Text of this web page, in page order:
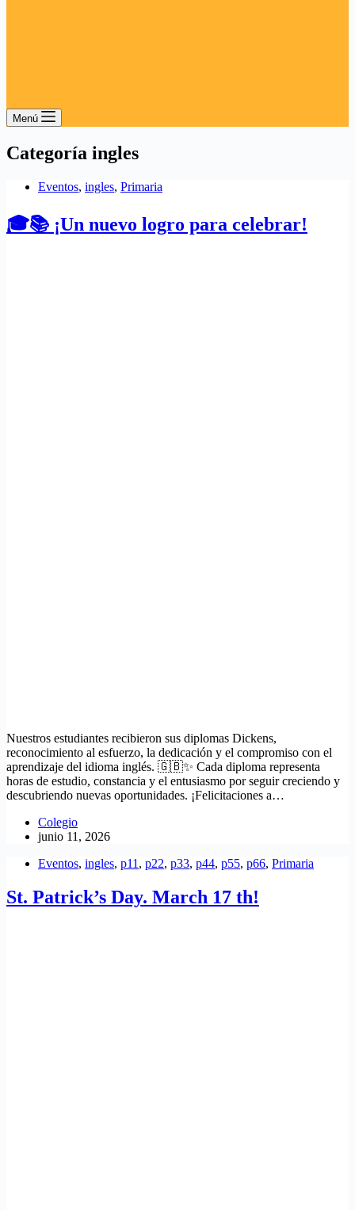
Menú
Categoría ingles
Eventos, ingles, Primaria
🎓📚 ¡Un nuevo logro para celebrar!
Nuestros estudiantes recibieron sus diplomas Dickens,
reconocimiento al esfuerzo, la dedicación y el compromiso con el
aprendizaje del idioma inglés. 🇬🇧✨ Cada diploma representa
horas de estudio, constancia y el entusiasmo por seguir creciendo y
descubriendo nuevas oportunidades. ¡Felicitaciones a…
Colegio
junio 11, 2026
Eventos, ingles, p11 , p22, p33, p44, p55, p66, Primaria
St. Patrick’s Day. March 17 th!